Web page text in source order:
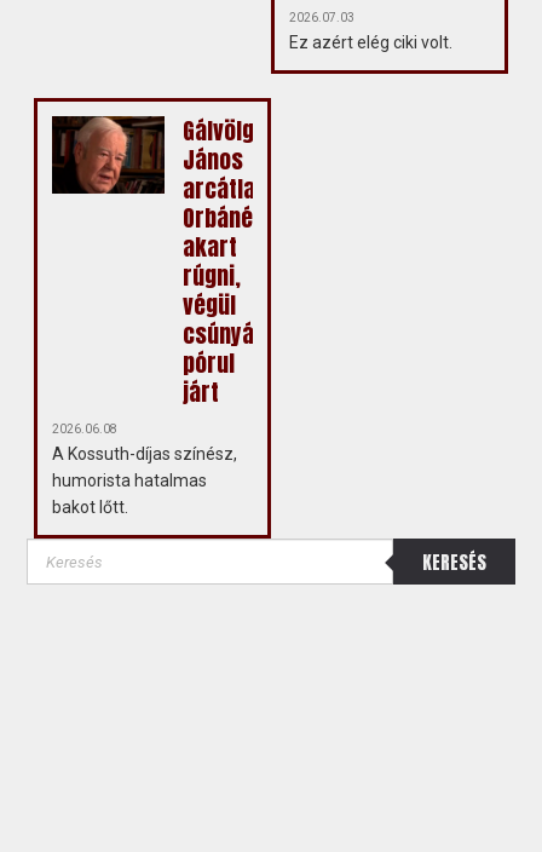
2026.07.03
Ez azért elég ciki volt.
Gálvölgyi
János
arcátlanul
Orbánékba
akart
rúgni,
végül
csúnyán
pórul
járt
2026.06.08
A Kossuth-díjas színész,
humorista hatalmas
bakot lőtt.
KERESÉS